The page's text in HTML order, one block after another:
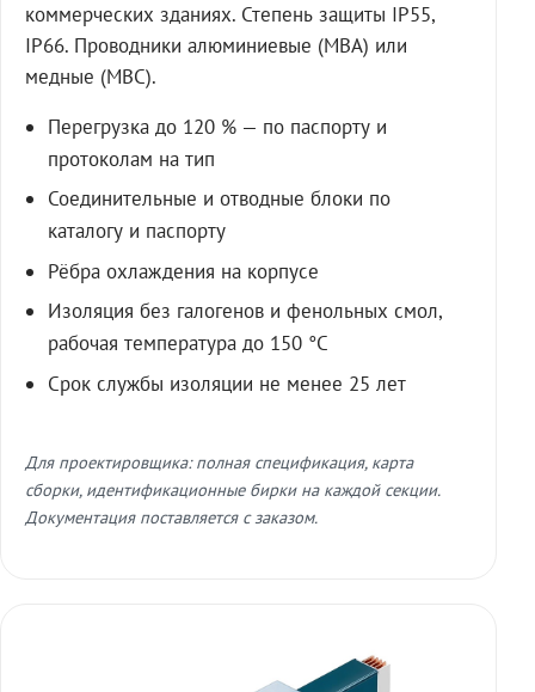
коммерческих зданиях. Степень защиты IP55,
IP66. Проводники алюминиевые (МВА) или
медные (МВС).
Перегрузка до 120 % — по паспорту и
протоколам на тип
Соединительные и отводные блоки по
каталогу и паспорту
Рёбра охлаждения на корпусе
Изоляция без галогенов и фенольных смол,
рабочая температура до 150 °C
Срок службы изоляции не менее 25 лет
Для проектировщика: полная спецификация, карта
сборки, идентификационные бирки на каждой секции.
Документация поставляется с заказом.